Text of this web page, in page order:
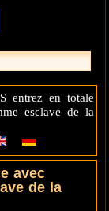
entrez en totale
esclave de la
avec
de la